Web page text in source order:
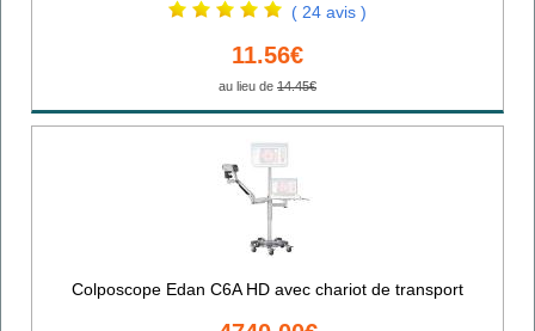
( 24 avis )
11.56€
au lieu de 14.45€
Colposcope Edan C6A HD avec chariot de transport